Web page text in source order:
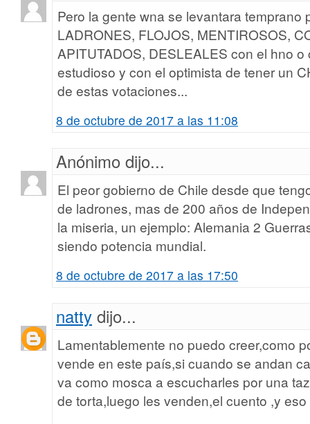
Pero la gente wna se levantara temprano
LADRONES, FLOJOS, MENTIROSOS,
APITUTADOS, DESLEALES con el hno
estudioso y con el optimista de tener un
de estas votaciones...
8 de octubre de 2017 a las 11:08
Anónimo dijo...
El peor gobierno de Chile desde que
de ladrones, mas de 200 años de
la miseria, un ejemplo: Alemania 2
siendo potencia mundial.
8 de octubre de 2017 a las 17:50
natty dijo...
Lamentablemente no puedo creer,como
vende en este país,si cuando se andan
va como mosca a escucharles por una
de torta,luego les venden,el cuento ,y